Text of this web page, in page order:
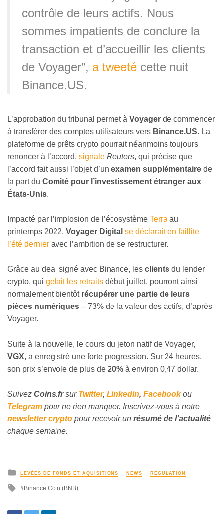
contrôle de leurs actifs. Nous
sommes impatients de conclure la
transaction et d’accueillir les clients
de Voyager”, a tweeté cette nuit
Binance.US.
L’approbation du tribunal permet à Voyager de commencer
à transférer des comptes utilisateurs vers Binance.US. La
plateforme de prêts crypto pourrait néanmoins toujours
renoncer à l’accord, signale Reuters, qui précise que
l’accord fait aussi l’objet d’un examen supplémentaire de
la part du Comité pour l’investissement étranger aux
États-Unis.
Impacté par l’implosion de l’écosystème Terra au
printemps 2022, Voyager Digital se déclarait en faillite
l’été dernier avec l’ambition de se restructurer.
Grâce au deal signé avec Binance, les clients du lender
crypto, qui gelait les retraits début juillet, pourront ainsi
normalement bientôt récupérer une partie de leurs
pièces numériques – 73% de la valeur des actifs, d’après
Voyager.
Suite à la nouvelle, le cours du jeton natif de Voyager,
VGX, a enregistré une forte progression. Sur 24 heures,
son prix s’envole de plus de 20% à environ 0,47 dollar.
Suivez Coins.frsur Twitter, Linkedin, Facebookou
Telegram pour ne rien manquer. Inscrivez-vous à notre
newsletter crypto pour recevoir un résumé de l’actualité
chaque semaine.
LEVÉES DE FONDS ET AQUISITIONS NEWS REGULATION
Binance Coin (BNB)